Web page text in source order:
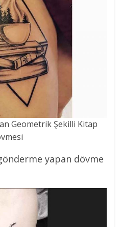
Geometrik Şekilli Kitap
yapan dövme